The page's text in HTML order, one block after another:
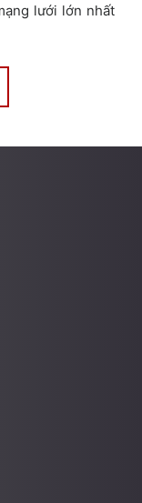
lưới lớn nhất